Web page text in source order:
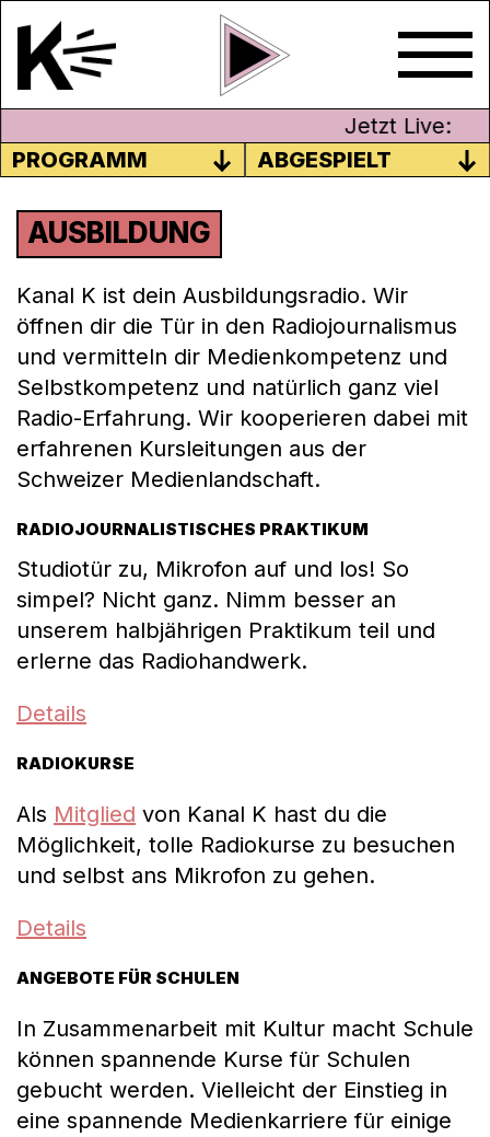
Jetzt Live:
PROGRAMM
ABGESPIELT
AUSBILDUNG
Kanal K ist dein Ausbildungsradio. Wir
öffnen dir die Tür in den Radiojournalismus
und vermitteln dir Medienkompetenz und
Selbstkompetenz und natürlich ganz viel
Radio-Erfahrung. Wir kooperieren dabei mit
erfahrenen Kursleitungen aus der
Schweizer Medienlandschaft.
RADIOJOURNALISTISCHES PRAKTIKUM
Studiotür zu, Mikrofon auf und los! So
simpel? Nicht ganz. Nimm besser an
unserem halbjährigen Praktikum teil und
erlerne das Radiohandwerk.
Details
RADIOKURSE
Als Mitglied von Kanal K hast du die
Möglichkeit, tolle Radiokurse zu besuchen
und selbst ans Mikrofon zu gehen.
Details
ANGEBOTE FÜR SCHULEN
In Zusammenarbeit mit Kultur macht Schule
können spannende Kurse für Schulen
gebucht werden. Vielleicht der Einstieg in
eine spannende Medienkarriere für einige